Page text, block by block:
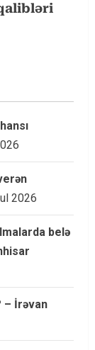
2026
belə
– İrəvan